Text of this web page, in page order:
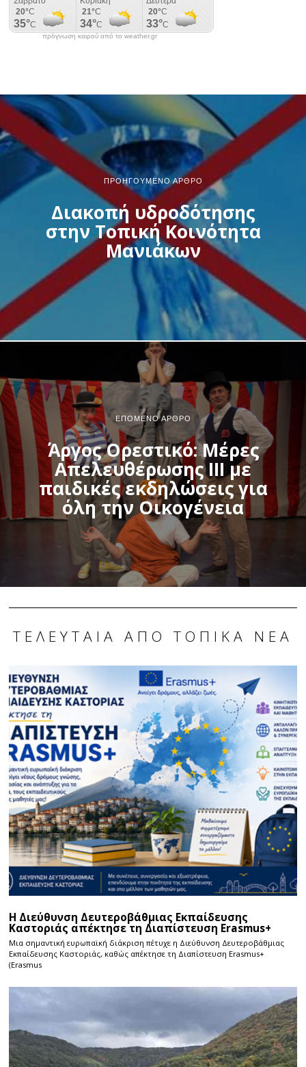
πρόγνωση καιρού από το weather.gr
ΠΡΟΗΓΟΎΜΕΝΟ ΆΡΘΡΟ
Διακοπή υδροδότησης
στην Τοπική Κοινότητα
Μανιάκων
ΕΠΌΜΕΝΟ ΆΡΘΡΟ
Άργος Ορεστικό: Μέρες
Απελευθέρωσης ΙΙΙ με
παιδικές εκδηλώσεις για
όλη την Οικογένεια
ΤΕΛΕΥΤΑΊΑ ΑΠΌ ΤΟΠΙΚΆ ΝΈΑ
Η Διεύθυνση Δευτεροβάθμιας Εκπαίδευσης
Καστοριάς απέκτησε τη Διαπίστευση Erasmus+
Μια σημαντική ευρωπαϊκή διάκριση πέτυχε η Διεύθυνση Δευτεροβάθμιας
Εκπαίδευσης Καστοριάς, καθώς απέκτησε τη Διαπίστευση Erasmus+
(Erasmus